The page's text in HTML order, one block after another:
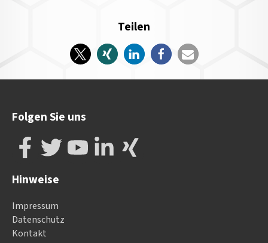
Teilen
Folgen Sie uns
Hinweise
Impressum
Datenschutz
Kontakt